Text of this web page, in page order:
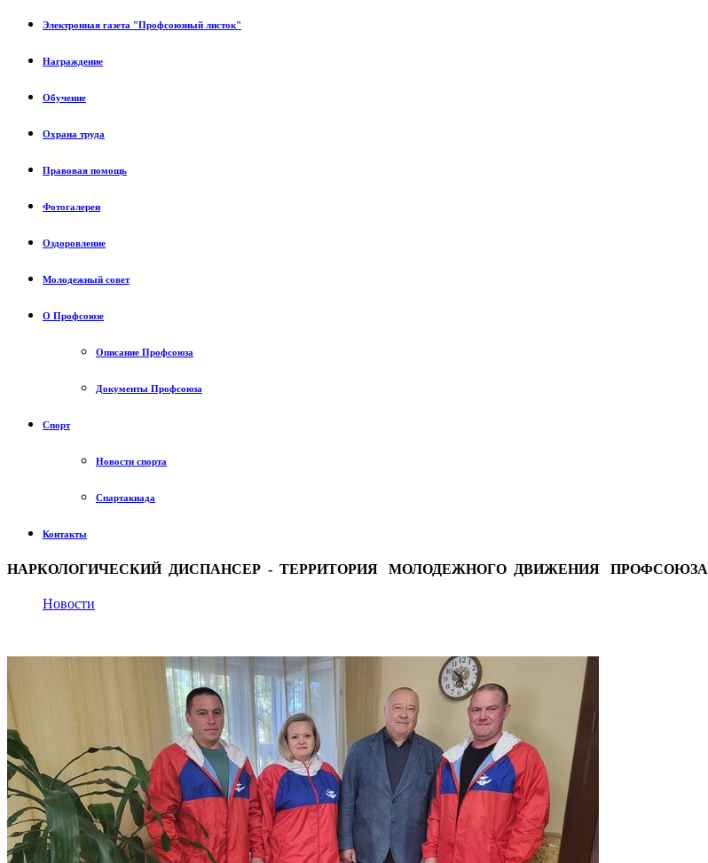
Электронная газета "Профсоюзный листок"
Награждение
Обучение
Охрана труда
Правовая помощь
Фотогалереи
Оздоровление
Молодежный совет
О Профсоюзе
Описание Профсоюза
Документы Профсоюза
Спорт
Новости спорта
Спартакиада
Контакты
НАРКОЛОГИЧЕСКИЙ ДИСПАНСЕР - ТЕРРИТОРИЯ МОЛОДЕЖНОГО ДВИЖЕНИЯ ПРОФСОЮЗА
Новости